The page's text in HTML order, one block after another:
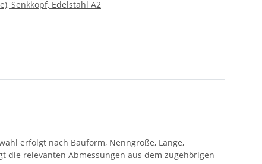
Senkkopf, Edelstahl A2
erfolgt nach Bauform, Nenngröße, Länge,
die relevanten Abmessungen aus dem zugehörigen